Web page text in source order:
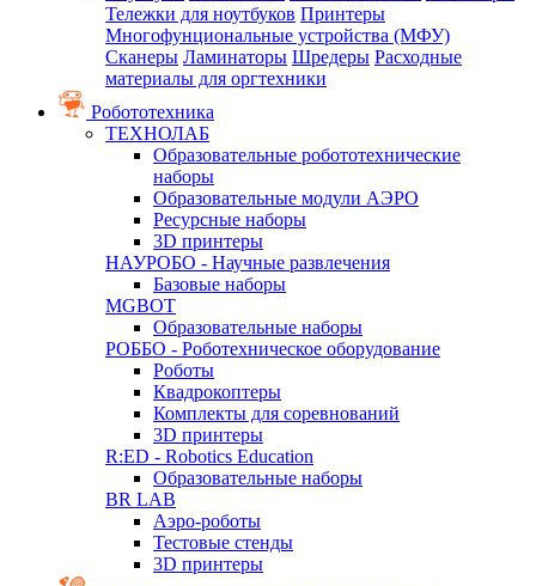
Тележки для ноутбуков Принтеры
Многофунциональные устройства (МФУ)
Сканеры Ламинаторы Шредеры Расходные
материалы для оргтехники
Робототехника
ТЕХНОЛАБ
Образовательные робототехнические
наборы
Образовательные модули АЭРО
Ресурсные наборы
3D принтеры
НАУРОБО - Научные развлечения
Базовые наборы
MGBOT
Образовательные наборы
РОББО - Роботехническое оборудование
Роботы
Квадрокоптеры
Комплекты для соревнований
3D принтеры
R:ED - Robotics Education
Образовательные наборы
BR LAB
Аэро-роботы
Тестовые стенды
3D принтеры